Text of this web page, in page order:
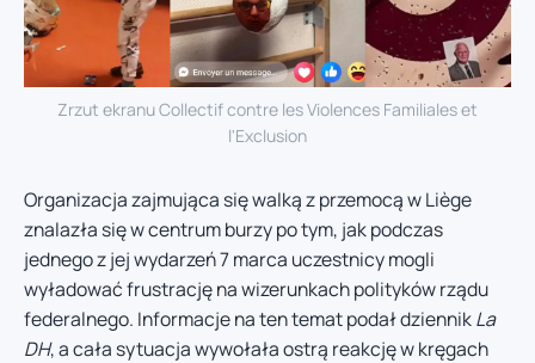
Zrzut ekranu Collectif contre les Violences Familiales et
l'Exclusion
Organizacja zajmująca się walką z przemocą w Liège
znalazła się w centrum burzy po tym, jak podczas
jednego z jej wydarzeń 7 marca uczestnicy mogli
wyładować frustrację na wizerunkach polityków rządu
federalnego. Informacje na ten temat podał dziennikLa
DH, a cała sytuacja wywołała ostrą reakcję w kręgach